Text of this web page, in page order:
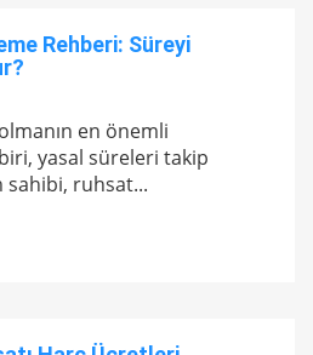
Rehberi: Süreyi
en önemli
yasal süreleri takip
sahibi, ruhsat...